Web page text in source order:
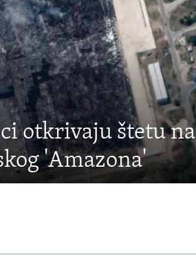
otkrivaju štetu na
'Amazona'